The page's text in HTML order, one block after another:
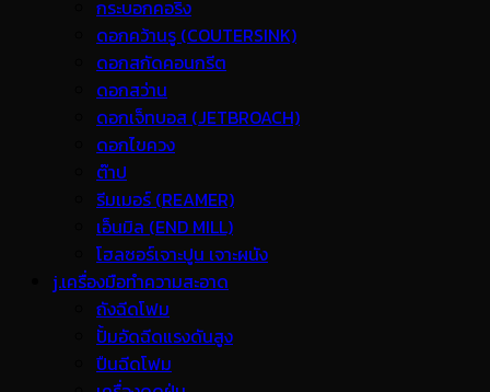
กระบอกคอริ่ง
ดอกคว้านรู (COUTERSINK)
ดอกสกัดคอนกรีต
ดอกสว่าน
ดอกเจ็ทบอส (JETBROACH)
ดอกไขควง
ต๊าป
รีมเมอร์ (REAMER)
เอ็นมิล (END MILL)
โฮลซอร์เจาะปูน เจาะผนัง
j.เครื่องมือทำความสะอาด
ถังฉีดโฟม
ปั้มอัดฉีดแรงดันสูง
ปืนฉีดโฟม